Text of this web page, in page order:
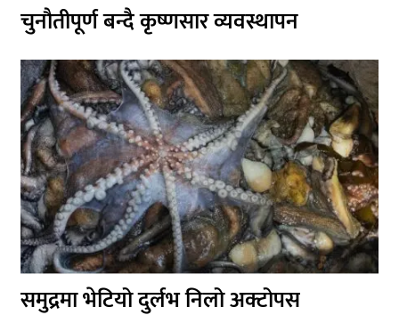
चुनौतीपूर्ण बन्दै कृष्णसार व्यवस्थापन
समुद्रमा भेटियो दुर्लभ निलो अक्टोपस